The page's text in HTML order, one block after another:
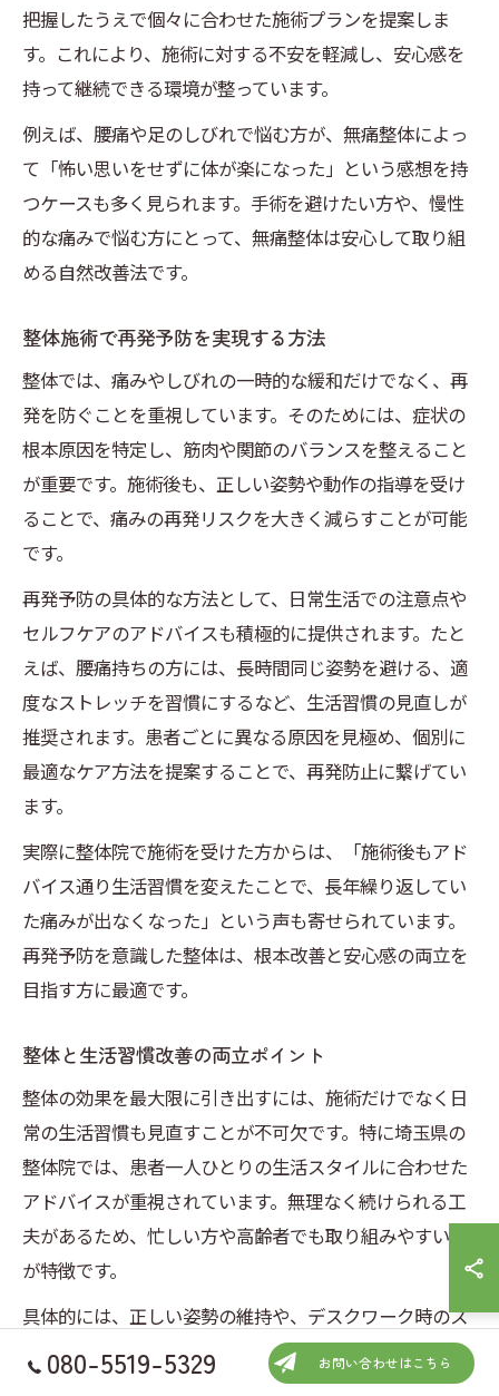
把握したうえで個々に合わせた施術プランを提案しま
す。これにより、施術に対する不安を軽減し、安心感を
持って継続できる環境が整っています。
例えば、腰痛や足のしびれで悩む方が、無痛整体によっ
て「怖い思いをせずに体が楽になった」という感想を持
つケースも多く見られます。手術を避けたい方や、慢性
的な痛みで悩む方にとって、無痛整体は安心して取り組
める自然改善法です。
整体施術で再発予防を実現する方法
整体では、痛みやしびれの一時的な緩和だけでなく、再
発を防ぐことを重視しています。そのためには、症状の
根本原因を特定し、筋肉や関節のバランスを整えること
が重要です。施術後も、正しい姿勢や動作の指導を受け
ることで、痛みの再発リスクを大きく減らすことが可能
です。
再発予防の具体的な方法として、日常生活での注意点や
セルフケアのアドバイスも積極的に提供されます。たと
えば、腰痛持ちの方には、長時間同じ姿勢を避ける、適
度なストレッチを習慣にするなど、生活習慣の見直しが
推奨されます。患者ごとに異なる原因を見極め、個別に
最適なケア方法を提案することで、再発防止に繋げてい
ます。
実際に整体院で施術を受けた方からは、「施術後もアド
バイス通り生活習慣を変えたことで、長年繰り返してい
た痛みが出なくなった」という声も寄せられています。
再発予防を意識した整体は、根本改善と安心感の両立を
目指す方に最適です。
整体と生活習慣改善の両立ポイント
整体の効果を最大限に引き出すには、施術だけでなく日
常の生活習慣も見直すことが不可欠です。特に埼玉県の
整体院では、患者一人ひとりの生活スタイルに合わせた
アドバイスが重視されています。無理なく続けられる工
夫があるため、忙しい方や高齢者でも取り組みやすいの
が特徴です。
具体的には、正しい姿勢の維持や、デスクワーク時のス
トレッチ、適度な運動習慣の導入などが推奨されます。
また、睡眠や食生活の改善も身体の回復力を高めるポイ
080-5519-5329 お問い合わせはこちら